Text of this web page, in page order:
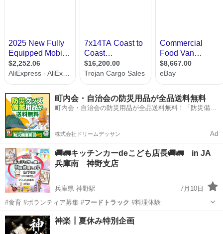
町内会・自治会の防災用品が全品送料無料
町内会・自治会の防災用品が全品送料無料！「防災備蓄
株式会社ドリームデッサン Ad
🚚🚛キッチンカーdeこども店長🚚🚛 in JA
兵庫南 神野支店
兵庫県 神野駅
7月10日
#食育 #ボランティア募集 #フードトラック #料理体験
兵庫 加古川市 神野駅 ワークショップ
神楽┃夏休み特別企画